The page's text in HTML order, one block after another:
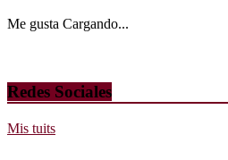
Me gusta Cargando...
Redes Sociales
Mis tuits